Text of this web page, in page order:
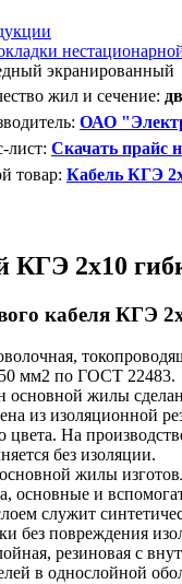
экранированный
жил и сечение:
ОАО
лист: Скачать прайс
товар: Кабель КГЭ
КГЭ 2х10
кабеля КГЭ
мм2 по ГОСТ 22483.
основной жилы
из изоляционной
цвета. На
без изоляции.
жилы
основные и
служит
без повреждения
резиновая с
в однослойной